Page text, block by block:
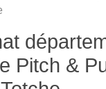
Pitch &